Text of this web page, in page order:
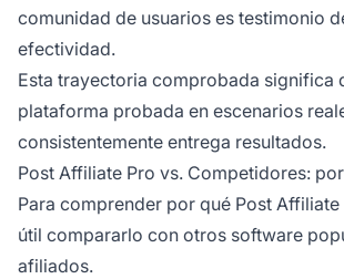
comunidad de usuarios es testimonio
efectividad.
Esta trayectoria comprobada significa
plataforma probada en escenarios
consistentemente entrega resultados.
Post Affiliate Pro vs. Competidores:
Para comprender por qué Post Affiliate
útil compararlo con otros software
afiliados.